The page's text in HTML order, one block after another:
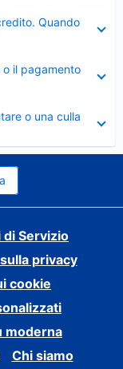
Quando
o il pagamento
o una culla
di Servizio
privacy
cookie
moderna
Chi siamo